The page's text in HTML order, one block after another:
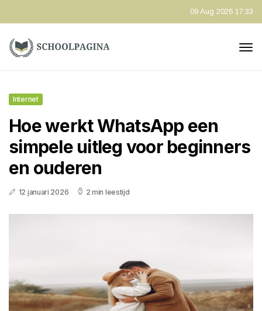
09 Aug 2026 17:33
Internet
Hoe werkt WhatsApp een
simpele uitleg voor beginners
en ouderen
12 januari 2026 2 min leestijd